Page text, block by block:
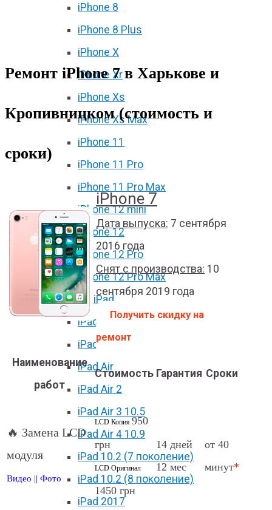
iPhone 8
iPhone 8 Plus
iPhone X
iPhone Xr
iPhone Xs
iPhone Xs Max
iPhone 11
iPhone 11 Pro
iPhone 11 Pro Max
iPhone 12 mini
iPhone 12
iPhone 12 Pro
iPhone 12 Pro Max
Ремонт iPad
iPad 2
iPad 3/4
iPad Air
iPad Air 2
iPad Air 3 10.5
iPad Air 4 10.9
iPad 10.2 (7 поколение)
iPad 10.2 (8 поколение)
iPad 2017
Ремонт iPhone 7 в Харькове и
Кропивницком (стоимость и
сроки)
iPhone 7
Дата выпуска: 7 сентября
2016 года
Снят с производства: 10
сентября 2019 года
Получить скидку на
ремонт
Наименование
работ
Стоимость Гарантия Сроки
🔥 Замена LCD
модуля
Видео || Фото
LCD Копия 950
грн
LCD Оригинал
1450 грн
14 дней
12 мес
от 40
минут*